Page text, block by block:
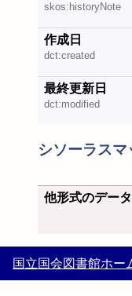
skos:historyNote
作成日
dct:created
最終更新日
dct:modified
シソーラスマ
他形式のデータ
国立国会図書館ホー